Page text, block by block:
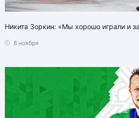
Никита Зоркин: «Мы хорошо играли и
8 ноября